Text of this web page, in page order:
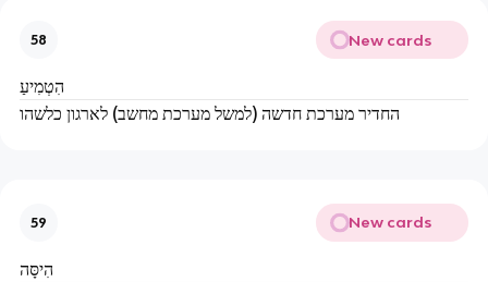
58 New cards
הִטְמִיעַ
החדיר מערכת חדשה (למשל מערכת מחשב) לארגון כלשהו
59 New cards
הִיסָּה